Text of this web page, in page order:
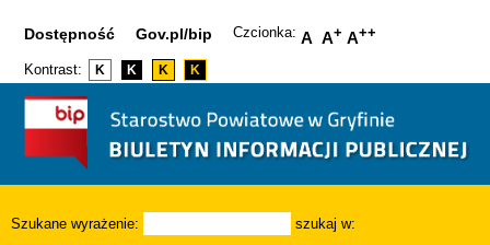
Dostępność Gov.pl/bip Czcionka: A A+ A++
Kontrast: K K K K
Szukane wyrażenie: szukaj w: